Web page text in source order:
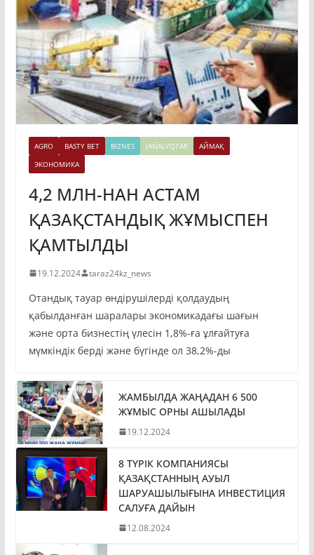
AGRO BASTY BET BIZNES JAŃALYQTAR
АЙМАҚ
ЭКОНОМИКА
4,2 МЛН-НАН АСТАМ
ҚАЗАҚСТАНДЫҚ ЖҰМЫСПЕН
ҚАМТЫЛДЫ
19.12.2024 taraz24kz_news
Отандық тауар өндірушілерді қолдаудың
қабылданған шаралары экономикадағы шағын
және орта бизнестің үлесін 1,8%-ға ұлғайтуға
мүмкіндік берді және бүгінде ол 38,2%-ды
ЖАМБЫЛДА ЖАҢАДАН 6 500
ЖҰМЫС ОРНЫ АШЫЛАДЫ
19.12.2024
8 ТҮРІК КОМПАНИЯСЫ
ҚАЗАҚСТАННЫҢ АУЫЛ
ШАРУАШЫЛЫҒЫНА ИНВЕСТИЦИЯ
САЛУҒА ДАЙЫН
12.08.2024